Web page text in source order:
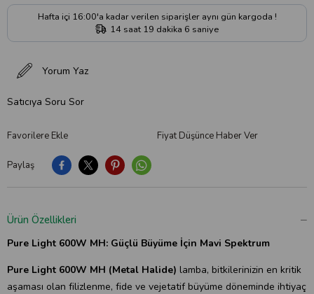
Paylaş
Favorilere Ekle Fiyat Düşünce Haber Ver
Yorum Yaz
Satıcıya Soru Sor
Hafta içi 16:00'a kadar verilen siparişler aynı gün kargoda !
14 saat 19 dakika 5 saniye
Ürün Özellikleri
Pure Light 600W MH: Güçlü Büyüme İçin Mavi Spektrum
Pure Light 600W MH (Metal Halide) lamba, bitkilerinizin en kritik
aşaması olan filizlenme, fide ve vejetatif büyüme döneminde ihtiyaç